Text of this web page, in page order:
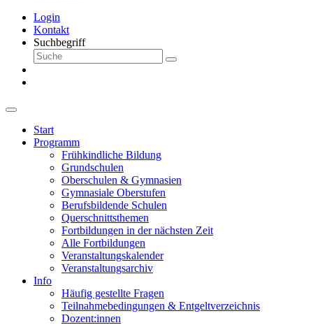
Login
Kontakt
Suchbegriff
Start
Programm
Frühkindliche Bildung
Grundschulen
Oberschulen & Gymnasien
Gymnasiale Oberstufen
Berufsbildende Schulen
Querschnittsthemen
Fortbildungen in der nächsten Zeit
Alle Fortbildungen
Veranstaltungskalender
Veranstaltungsarchiv
Info
Häufig gestellte Fragen
Teilnahmebedingungen & Entgeltverzeichnis
Dozent:innen